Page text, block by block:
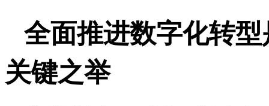
全面推进数字化转
关键之举